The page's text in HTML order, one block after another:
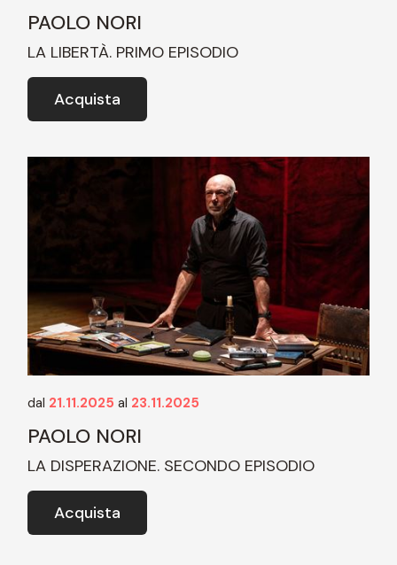
PAOLO NORI
LA LIBERTÀ. PRIMO EPISODIO
Acquista
dal 21.11.2025 al 23.11.2025
PAOLO NORI
LA DISPERAZIONE. SECONDO EPISODIO
Acquista